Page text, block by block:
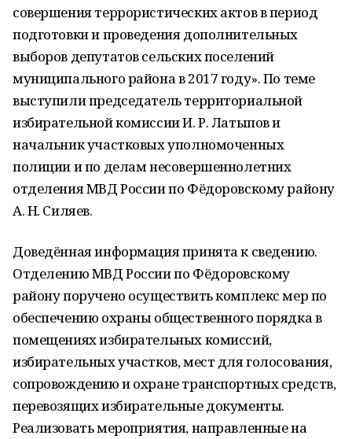
совершения террористических актов в период
подготовки и проведения дополнительных
выборов депутатов сельских поселений
муниципального района в 2017 году». По теме
выступили председатель территориальной
избирательной комиссии И. Р. Латыпов и
начальник участковых уполномоченных
полиции и по делам несовершеннолетних
отделения МВД России по Фёдоровскому району
А. Н. Силяев.
Доведённая информация принята к сведению.
Отделению МВД России по Фёдоровскому
району поручено осуществить комплекс мер по
обеспечению охраны общественного порядка в
помещениях избирательных комиссий,
избирательных участков, мест для голосования,
сопровождению и охране транспортных средств,
перевозящих избирательные документы.
Реализовать мероприятия, направленные на